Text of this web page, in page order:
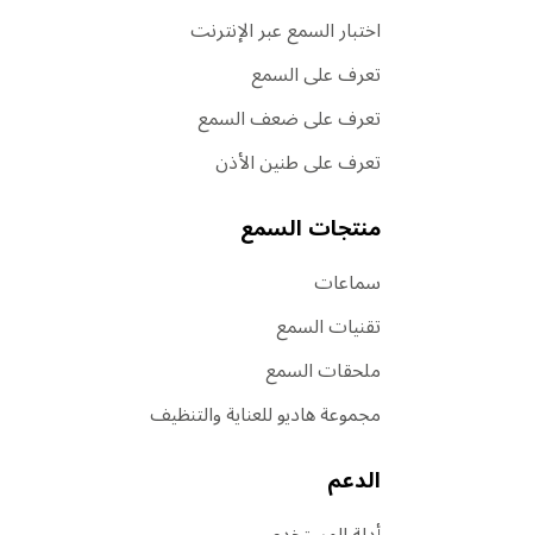
اختبار السمع عبر الإنترنت
تعرف على السمع
تعرف على ضعف السمع
تعرف على طنين الأذن
منتجات السمع
سماعات
تقنيات السمع
ملحقات السمع
مجموعة هاديو للعناية والتنظيف
الدعم